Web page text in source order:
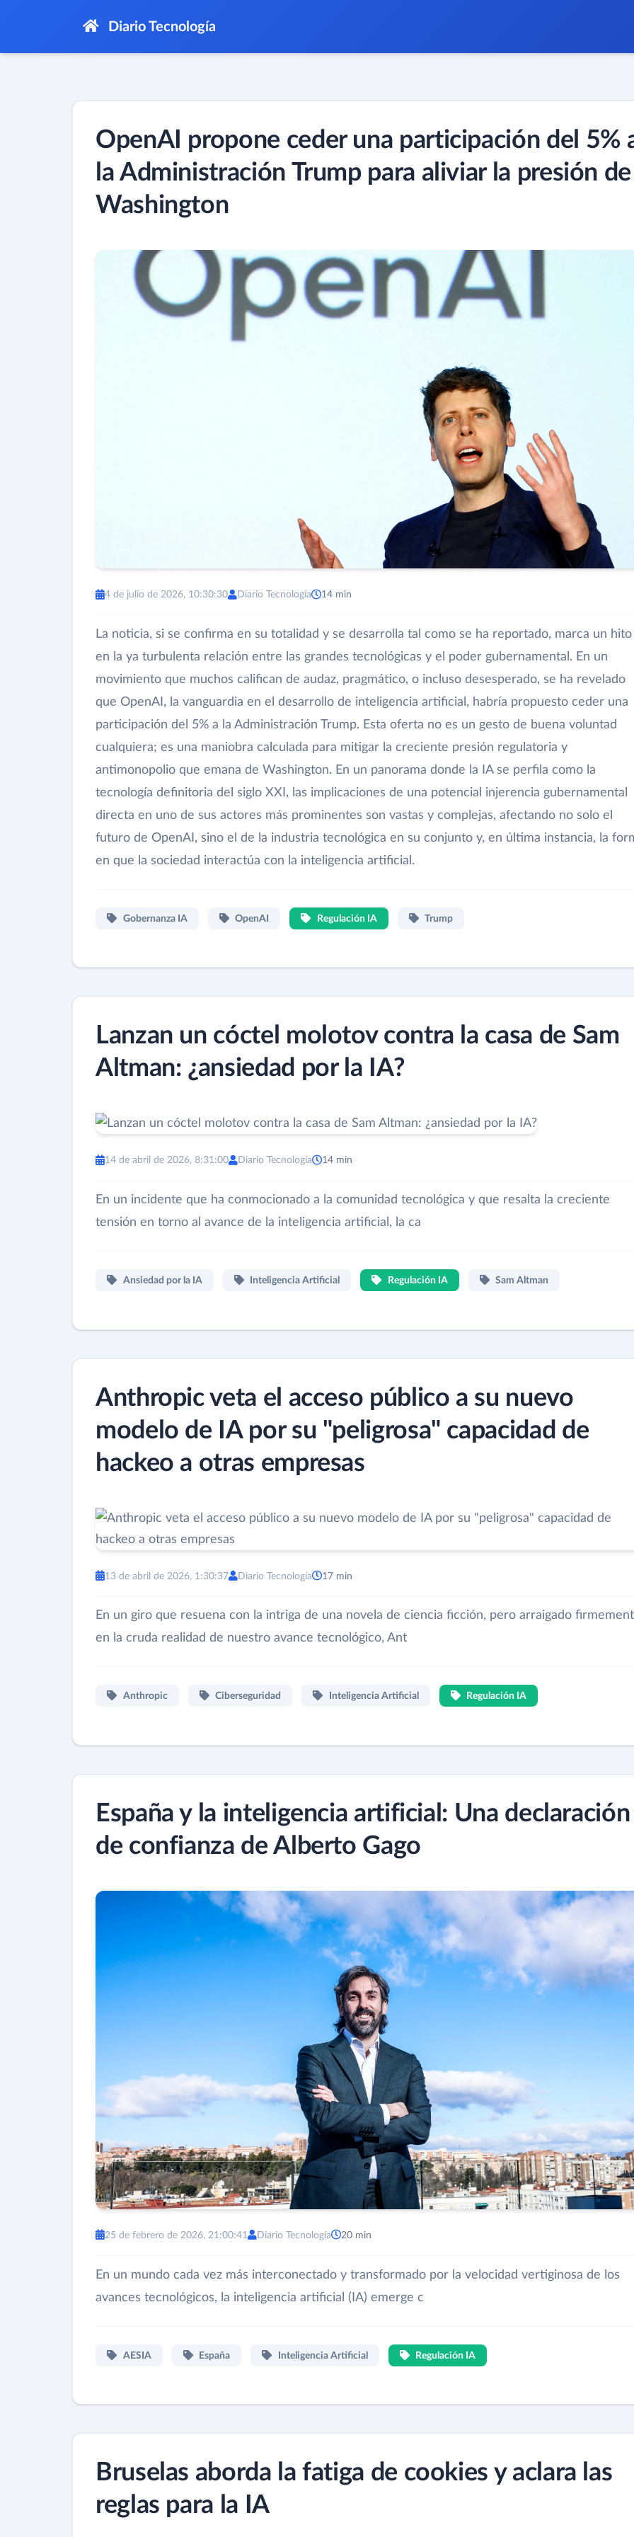
Diario Tecnología
OpenAI propone ceder una participación del 5%
la Administración Trump para aliviar la presión de
Washington
4 de julio de 2026, 10:30:30 Diario Tecnología 14 min
La noticia, si se confirma en su totalidad y se desarrolla tal como se ha reportado, marca un hito
en la ya turbulenta relación entre las grandes tecnológicas y el poder gubernamental. En un
movimiento que muchos califican de audaz, pragmático, o incluso desesperado, se ha revelado
que OpenAI, la vanguardia en el desarrollo de inteligencia artificial, habría propuesto ceder una
participación del 5% a la Administración Trump. Esta oferta no es un gesto de buena voluntad
cualquiera; es una maniobra calculada para mitigar la creciente presión regulatoria y
antimonopolio que emana de Washington. En un panorama donde la IA se perfila como la
tecnología definitoria del siglo XXI, las implicaciones de una potencial injerencia gubernamental
directa en uno de sus actores más prominentes son vastas y complejas, afectando no solo el
futuro de OpenAI, sino el de la industria tecnológica en su conjunto y, en última instancia, la
en que la sociedad interactúa con la inteligencia artificial.
Gobernanza IA OpenAI Regulación IA Trump
Lanzan un cóctel molotov contra la casa de Sam
Altman: ¿ansiedad por la IA?
14 de abril de 2026, 8:31:00 Diario Tecnología 14 min
En un incidente que ha conmocionado a la comunidad tecnológica y que resalta la creciente
tensión en torno al avance de la inteligencia artificial, la ca
Ansiedad por la IA Inteligencia Artificial Regulación IA Sam Altman
Anthropic veta el acceso público a su nuevo
modelo de IA por su "peligrosa" capacidad de
hackeo a otras empresas
13 de abril de 2026, 1:30:37 Diario Tecnología 17 min
En un giro que resuena con la intriga de una novela de ciencia ficción, pero arraigado
en la cruda realidad de nuestro avance tecnológico, Ant
Anthropic Ciberseguridad Inteligencia Artificial Regulación IA
España y la inteligencia artificial: Una declaración
de confianza de Alberto Gago
25 de febrero de 2026, 21:00:41 Diario Tecnología 20 min
En un mundo cada vez más interconectado y transformado por la velocidad vertiginosa de los
avances tecnológicos, la inteligencia artificial (IA) emerge c
AESIA España Inteligencia Artificial Regulación IA
Bruselas aborda la fatiga de cookies y aclara las
reglas para la IA